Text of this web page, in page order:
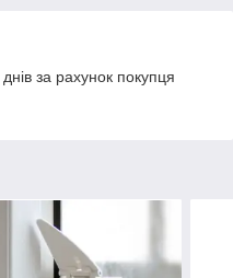
за рахунок покупця